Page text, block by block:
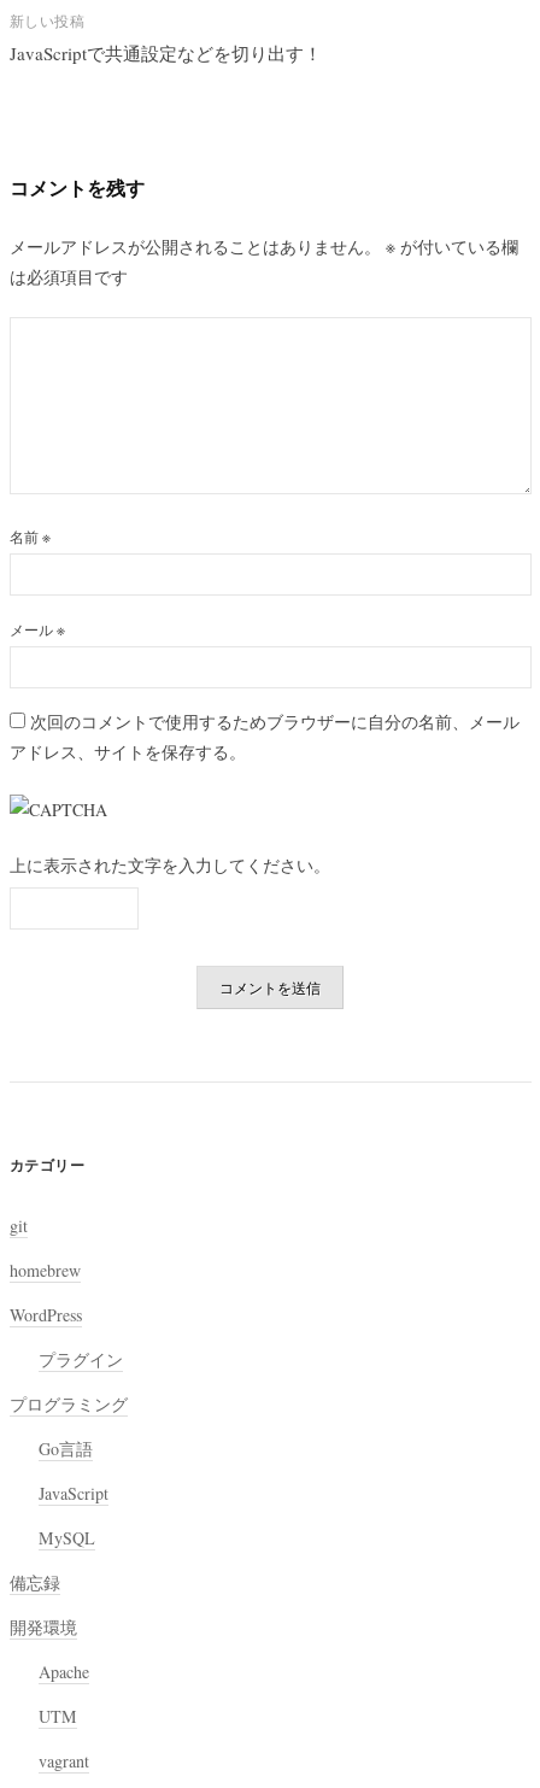
ビ
ゲ
ン
新しい投稿
JavaScriptで共通設定などを切り出す！
コメントを残す
メールアドレスが公開されることはありません。 ※が付いている欄
は必須項目です
名前※
メール※
次回のコメントで使用するためブラウザーに自分の名前、メール
アドレス、サイトを保存する。
上に表示された文字を入力してください。
カテゴリー
git
homebrew
WordPress
プラグイン
プログラミング
Go言語
JavaScript
MySQL
備忘録
開発環境
Apache
UTM
vagrant